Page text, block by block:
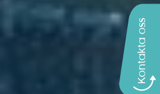
Kontakta oss